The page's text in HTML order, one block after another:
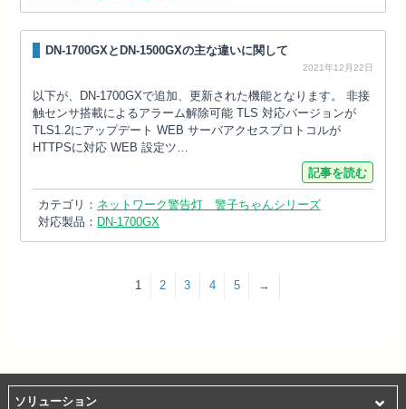
DN-1700GXとDN-1500GXの主な違いに関して
2021年12月22日
以下が、DN-1700GXで追加、更新された機能となります。 非接
触センサ搭載によるアラーム解除可能 TLS 対応バージョンが
TLS1.2にアップデート WEB サーバアクセスプロトコルが
HTTPSに対応 WEB 設定ツ…
記事を読む
カテゴリ： ネットワーク警告灯 警子ちゃんシリーズ
対応製品： DN-1700GX
1 2 3 4 5 →
ソリューション